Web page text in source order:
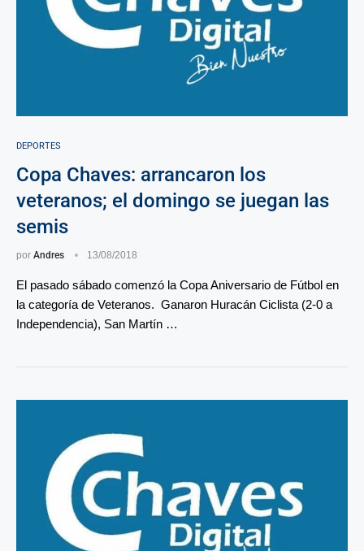
DEPORTES
Copa Chaves: arrancaron los
veteranos; el domingo se juegan las
semis
por Andres 13/08/2018
El pasado sábado comenzó la Copa Aniversario de Fútbol en
la categoría de Veteranos. Ganaron Huracán Ciclista (2-0 a
Independencia), San Martín …